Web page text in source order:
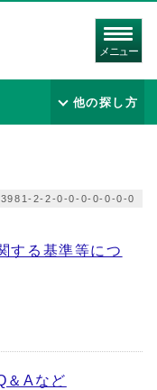
メニュー
他の探し方
3981-2-2-0-0-0-0-0-0-0
する基準等につ
＆Aなど